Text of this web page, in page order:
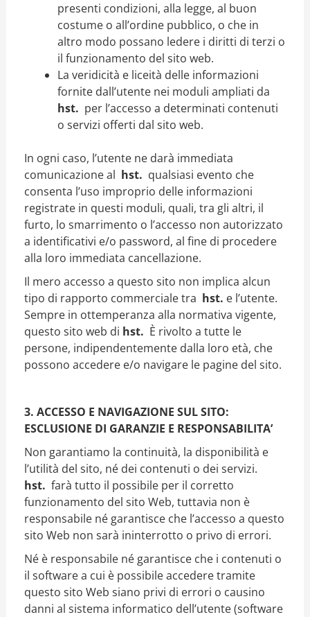
presenti condizioni, alla legge, al buon
costume o all’ordine pubblico, o che in
altro modo possano ledere i diritti di terzi o
il funzionamento del sito web.
La veridicità e liceità delle informazioni
fornite dall’utente nei moduli ampliati da
hst. per l’accesso a determinati contenuti
o servizi offerti dal sito web.
In ogni caso, l’utente ne darà immediata
comunicazione al hst. qualsiasi evento che
consenta l’uso improprio delle informazioni
registrate in questi moduli, quali, tra gli altri, il
furto, lo smarrimento o l’accesso non autorizzato
a identificativi e/o password, al fine di procedere
alla loro immediata cancellazione.
Il mero accesso a questo sito non implica alcun
tipo di rapporto commerciale tra hst. e l’utente.
Sempre in ottemperanza alla normativa vigente,
questo sito web di hst. È rivolto a tutte le
persone, indipendentemente dalla loro età, che
possono accedere e/o navigare le pagine del sito.
3. ACCESSO E NAVIGAZIONE SUL SITO:
ESCLUSIONE DI GARANZIE E RESPONSABILITA’
Non garantiamo la continuità, la disponibilità e
l’utilità del sito, né dei contenuti o dei servizi.
hst. farà tutto il possibile per il corretto
funzionamento del sito Web, tuttavia non è
responsabile né garantisce che l’accesso a questo
sito Web non sarà ininterrotto o privo di errori.
Né è responsabile né garantisce che i contenuti o
il software a cui è possibile accedere tramite
questo sito Web siano privi di errori o causino
danni al sistema informatico dell’utente (software